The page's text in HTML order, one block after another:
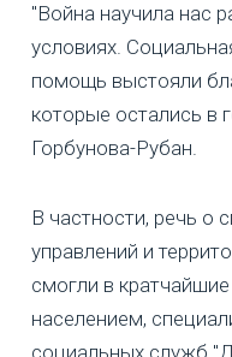
"Война научила нас
условиях.
помощь выстояли
которые остались в
Горбунова-Рубан.
В частности, речь о
управлений и
смогли в
населением,